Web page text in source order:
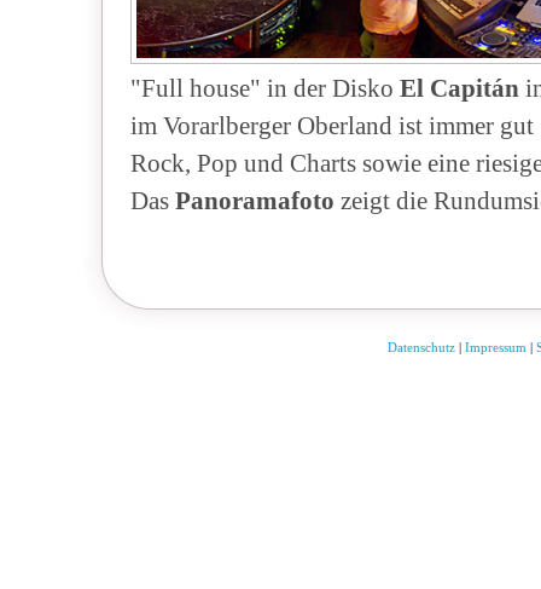
"Full house" in der Disko El Capitán
im Vorarlberger Oberland ist immer
Rock, Pop und Charts sowie eine
Das Panoramafoto zeigt die
Datenschutz| Impressum |